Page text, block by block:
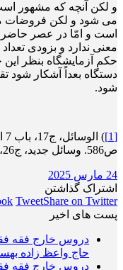
و لکن آنچه که مشهور
می شود و لکن فروضات
است و امّا در عصر حاضر
معنی ندارد و بزودی
حکم آزمایشگاه بنظر این
دستگاه بعداً آشکار شود
شود.
[1]
ص586. وسائل جدید، ج26، ص302.
24 مارس 2025
اشتراک گذاشتن
TweetShare on Twitter
پست های اخیر
دروس خارج فقه
حاج واعظ زاده
دروس خارج فقه